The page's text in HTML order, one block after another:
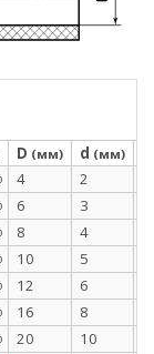
D (мм) d (мм)
4 2
6 3
8 4
10 5
12 6
16 8
20 10